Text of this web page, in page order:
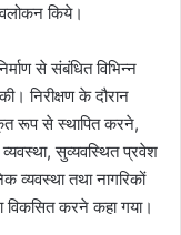
किये।
से संबंधित विभिन्न
निरीक्षण के दौरान
रूप से स्थापित करने,
सुव्यवस्थित प्रवेश
व्यवस्था तथा नागरिकों
करने कहा गया।